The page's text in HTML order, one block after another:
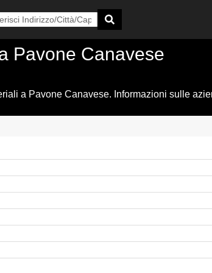
Pavone Canavese
a Pavone Canavese. Informazioni sulle